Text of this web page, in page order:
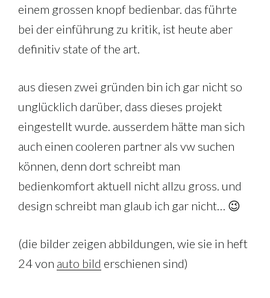
einem grossen knopf bedienbar. das führte
bei der einführung zu kritik, ist heute aber
definitiv state of the art.
aus diesen zwei gründen bin ich gar nicht so
unglücklich darüber, dass dieses projekt
eingestellt wurde. ausserdem hätte man sich
auch einen cooleren partner als vw suchen
können, denn dort schreibt man
bedienkomfort aktuell nicht allzu gross. und
design schreibt man glaub ich gar nicht… 😉
(die bilder zeigen abbildungen, wie sie in heft
24 von auto bild erschienen sind)